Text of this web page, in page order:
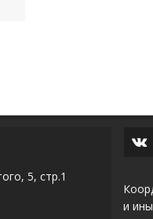
5, стр.1
и